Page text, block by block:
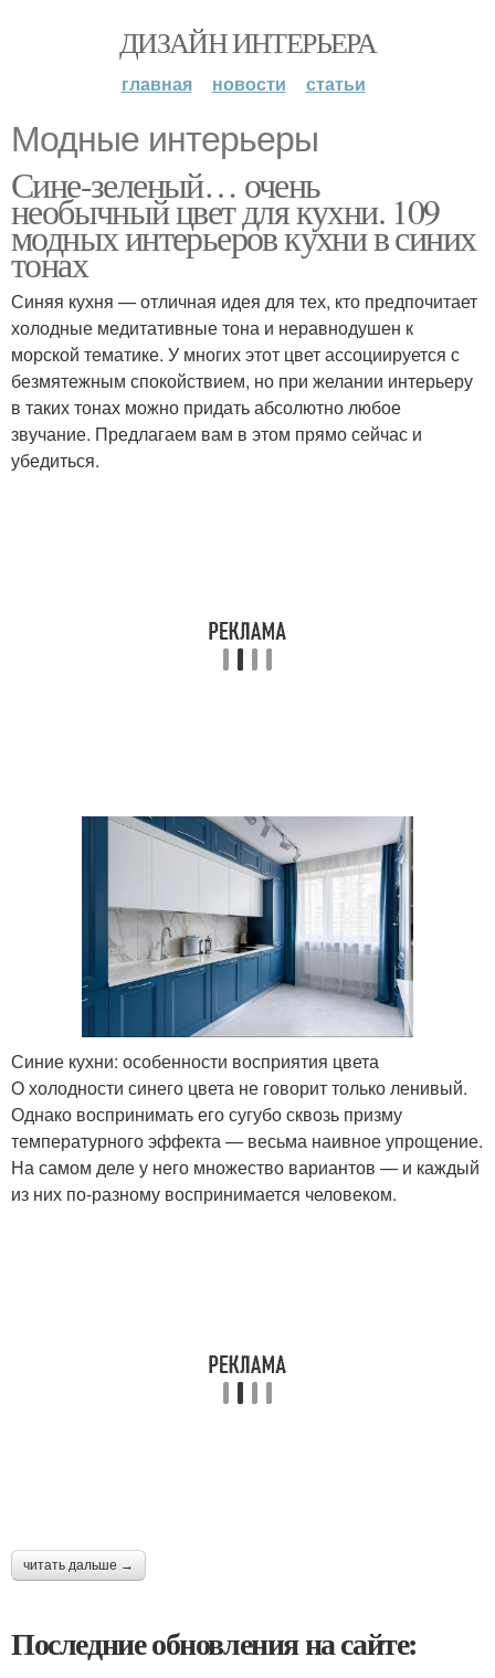
ДИЗАЙН ИНТЕРЬЕРА
главная новости статьи
Модные интерьеры
Сине-зеленый… очень
необычный цвет для кухни. 109
модных интерьеров кухни в синих
тонах
Синяя кухня — отличная идея для тех, кто предпочитает
холодные медитативные тона и неравнодушен к
морской тематике. У многих этот цвет ассоциируется с
безмятежным спокойствием, но при желании интерьеру
в таких тонах можно придать абсолютно любое
звучание. Предлагаем вам в этом прямо сейчас и
убедиться.
Синие кухни: особенности восприятия цвета
О холодности синего цвета не говорит только ленивый.
Однако воспринимать его сугубо сквозь призму
температурного эффекта — весьма наивное упрощение.
На самом деле у него множество вариантов — и каждый
из них по-разному воспринимается человеком.
читать дальше →
Последние обновления на сайте: